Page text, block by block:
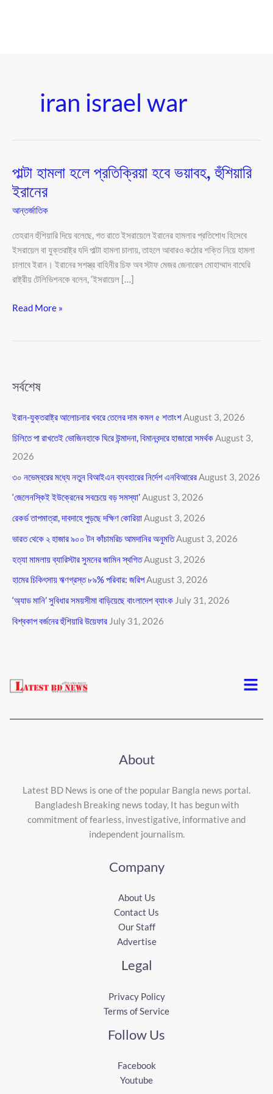
iran israel war
পাল্টা হামলা হলে প্রতিক্রিয়া হবে ভয়াবহ, হুঁশিয়ারি
ইরানের
আন্তর্জাতিক
তেহরান হুঁশিয়ারি দিয়ে বলেছে, গত রাতে ইসরায়েলে ইরানের হামলার প্রতিশোধ হিসেবে
ইসরায়েল বা যুক্তরাষ্ট্র যদি পাল্টা হামলা চালায়, তাহলে আবারও কঠোর শক্তি নিয়ে হামলা
চালাবে ইরান। ইরানের সশস্ত্র বাহিনীর চিফ অব স্টাফ মেজর জেনারেল মোহাম্মাদ বাঘেরি
রাষ্ট্রীয় টেলিভিশনকে বলেন, ‘ইসরায়েল […]
পাল্টা
হামলা
হলে
প্রতিক্রিয়া
ভয়াবহ,
হুঁশিয়ারি
Read More »
সর্বশেষ
ইরান-যুক্তরাষ্ট্র আলোচনার খবরে তেলের দাম কমল ৫ শতাংশAugust 3, 2026
চিলিতে পা রাখতেই ভোজিনহাকে ঘিরে উন্মাদনা, বিমানবন্দরে হাজারো সমর্থকAugust 3,
2026
৩০ নভেম্বরের মধ্যে নতুন বিআইএন ব্যবহারের নির্দেশ এনবিআরের August 3, 2026
‘জেলেনস্কিই ইউক্রেনের সবচেয়ে বড় সমস্যা’August 3, 2026
রেকর্ড তাপমাত্রা, দাবদাহে পুড়ছে দক্ষিণ কোরিয়াAugust 3, 2026
ভারত থেকে ২ হাজার ৯০০ টন কাঁচামরিচ আমদানির অনুমতিAugust 3, 2026
হত্যা মামলায় ব্যারিস্টার সুমনের জামিন স্থগিত August 3, 2026
হামের চিকিৎসায় ঋণগ্রস্ত ৮৯% পরিবার: জরিপAugust 3, 2026
‘অ্যাড মানি’ সুবিধার সময়সীমা বাড়িয়েছে বাংলাদেশ ব্যাংক July 31, 2026
বিশ্বকাপ বর্জনের হুঁশিয়ারি উয়েফার July 31, 2026
Menu
About
Latest BD News is one of the popular Bangla news portal.
Bangladesh Breaking news today, It has begun with
commitment of fearless, investigative, informative and
independent journalism.
Company
About Us
Contact Us
Our Staff
Advertise
Legal
Privacy Policy
Terms of Service
Follow Us
Facebook
Youtube